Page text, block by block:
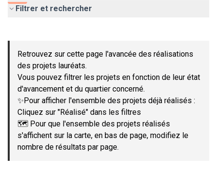
Filtrer et rechercher
−
Retrouvez sur cette page l'avancée des réalisations
des projets lauréats.
Vous pouvez filtrer les projets en fonction de leur état
d'avancement et du quartier concerné.
✨Pour afficher l'ensemble des projets déjà réalisés :
Cliquez sur "Réalisé" dans les filtres
🗺️ Pour que l'ensemble des projets réalisés
s'affichent sur la carte, en bas de page, modifiez le
nombre de résultats par page.